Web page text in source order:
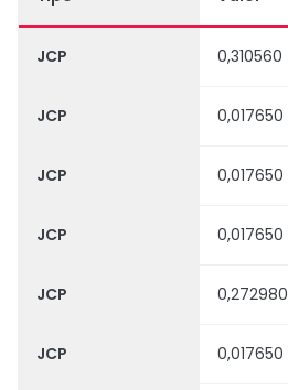
JCP 0,310560
JCP 0,017650
JCP 0,017650
JCP 0,017650
JCP 0,272980
JCP 0,017650